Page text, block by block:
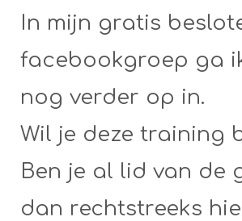
In mijn gratis
facebookgroep ga
nog verder op in.
Wil je deze training
Ben je al lid van de
dan rechtstreeks